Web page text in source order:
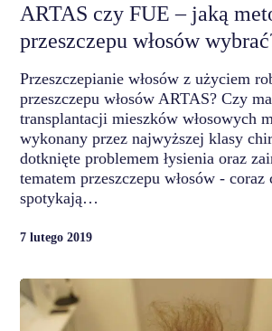
ARTAS czy FUE – jaką
przeszczepu włosów
Przeszczepianie włosów z użyciem
przeszczepu włosów ARTAS? Czy
transplantacji mieszków włosowych
wykonany przez najwyższej klasy
dotknięte problemem łysienia oraz
tematem przeszczepu włosów - coraz
spotykają…
7 lutego 2019